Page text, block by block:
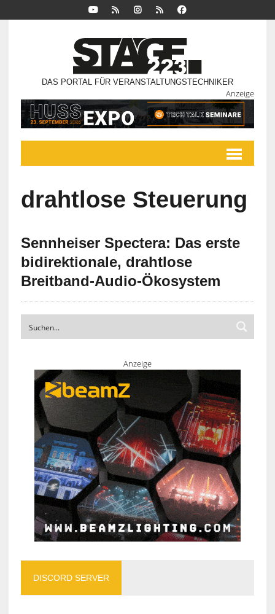
DAS PORTAL FÜR VERANSTALTUNGSTECHNIKER
Anzeige
drahtlose Steuerung
Sennheiser Spectera: Das erste
bidirektionale, drahtlose
Breitband-Audio-Ökosystem
Anzeige
DISCORD SERVER